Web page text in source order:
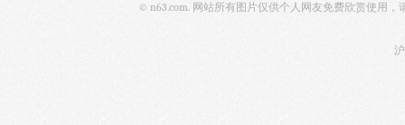
© n63.com. 网站所有图片仅供个人网友免费欣赏使用